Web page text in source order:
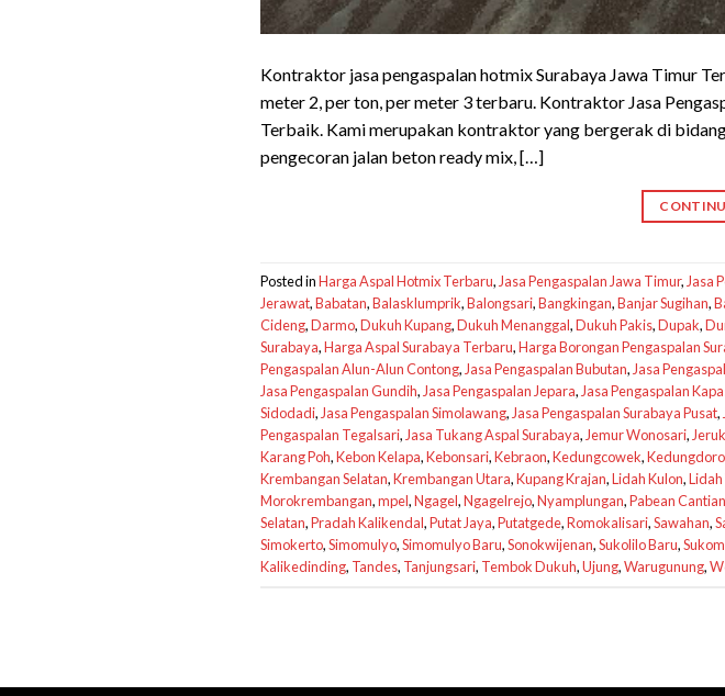
Kontraktor jasa pengaspalan hotmix Surabaya Jawa Timur
meter 2, per ton, per meter 3 terbaru. Kontraktor Jasa
Terbaik. Kami merupakan kontraktor yang bergerak di
pengecoran jalan beton ready mix, […]
Posted inHarga Aspal Hotmix Terbaru, Jasa Pengaspalan Jawa Timur, Jasa
Jerawat,Babatan,Balasklumprik,Balongsari,Bangkingan,Banjar Sugihan,
Cideng,Darmo,Dukuh Kupang,Dukuh Menanggal,Dukuh Pakis,Dupak,
Surabaya,Harga Aspal Surabaya Terbaru,Harga Borongan Pengaspalan
Pengaspalan Alun-Alun Contong, Jasa Pengaspalan Bubutan, Jasa
Jasa Pengaspalan Gundih, Jasa Pengaspalan Jepara, Jasa Pengaspalan
Sidodadi, Jasa Pengaspalan Simolawang, Jasa Pengaspalan Surabaya Pusat,
Pengaspalan Tegalsari, Jasa Tukang Aspal Surabaya, Jemur Wonosari,
Karang Poh,Kebon Kelapa,Kebonsari,Kebraon,Kedungcowek,Kedungdoro
Krembangan Selatan,Krembangan Utara,Kupang Krajan,Lidah Kulon,
Morokrembangan,mpel,Ngagel,Ngagelrejo,Nyamplungan,Pabean Cantian
Selatan,Pradah Kalikendal,Putat Jaya,Putatgede,Romokalisari,Sawahan,
Simokerto,Simomulyo,Simomulyo Baru,Sonokwijenan,Sukolilo Baru,
Kalikedinding, Tandes, Tanjungsari, Tembok Dukuh,Ujung,Warugunung,